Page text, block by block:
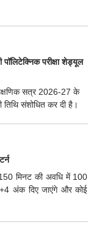
परीक्षा शेड्यूल
सत्र 2026-27 के
तिथि संशोधित कर दी है।
150 मिनट की अवधि में 100
+4 अंक दिए जाएंगे और कोई